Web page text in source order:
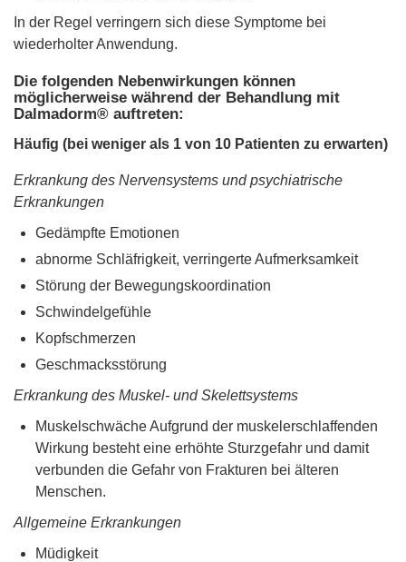
In der Regel verringern sich diese Symptome bei
wiederholter Anwendung.
Die folgenden Nebenwirkungen können
möglicherweise während der Behandlung mit
Dalmadorm® auftreten:
Häufig (bei weniger als 1 von 10 Patienten zu erwarten)
Erkrankung des Nervensystems und psychiatrische
Erkrankungen
Gedämpfte Emotionen
abnorme Schläfrigkeit, verringerte Aufmerksamkeit
Störung der Bewegungskoordination
Schwindelgefühle
Kopfschmerzen
Geschmacksstörung
Erkrankung des Muskel- und Skelettsystems
Muskelschwäche Aufgrund der muskelerschlaffenden
Wirkung besteht eine erhöhte Sturzgefahr und damit
verbunden die Gefahr von Frakturen bei älteren
Menschen.
Allgemeine Erkrankungen
Müdigkeit